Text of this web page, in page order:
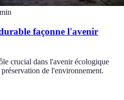
min
façonne l'avenir
crucial dans l'avenir écologique
de l'environnement.